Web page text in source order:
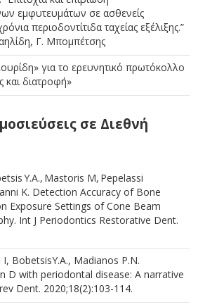
εμφυτευμάτων σε ασθενείς
περιοδοντίτιδα ταχείας εξέλιξης.”
Γ. Μπομπέτσης
για το ερευνητικό πρωτόκολλο
και διατροφή»
σε Διεθνή
Y.A., Mastoris M, Pepelassi
K. Detection Accuracy of Bone
Exposure Settings of Cone Beam
Int J Periodontics Restorative Dent.
BobetsisY.A., Madianos P.N.
D with periodontal disease: A narrative
Dent. 2020;18(2):103-114.